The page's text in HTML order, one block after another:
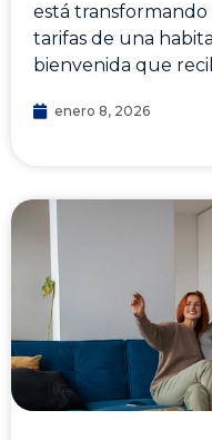
está transformando
tarifas de una
bienvenida que
enero 8, 2026